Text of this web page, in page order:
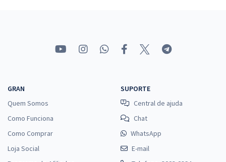
GRAN
Quem Somos
Como Funciona
Como Comprar
Loja Social
SUPORTE
Central de ajuda
Chat
WhatsApp
E-mail